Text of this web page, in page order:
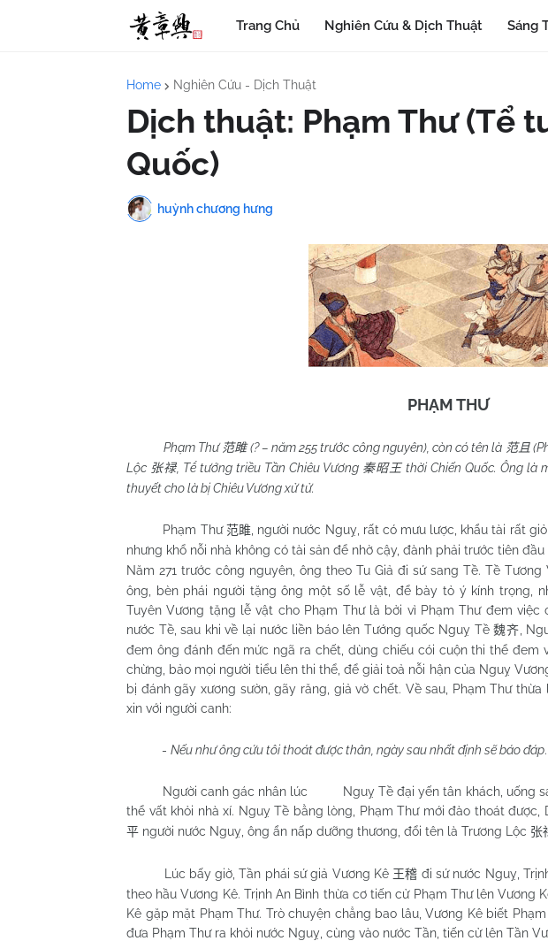
Trang Chủ Nghiên Cứu & Dịch Thuật Sáng
Home Nghiên Cứu - Dịch Thuật
Dịch thuật: Phạm Thư (Tể
Quốc)
huỳnh chương hưng
PHẠM THƯ
Phạm Thư范雎(? – năm 255 trước công nguyên), còn có tên là 范且
Lộc 张禄 , Tể tướng triều Tần Chiêu Vương 秦昭王thời Chiến Quốc. Ông là
thuyết cho là bị Chiêu Vương xử tử.
Phạm Thư 范雎 , người nước Nguỵ, rất có mưu lược, khẩu tài rất
nhưng khổ nỗi nhà không có tài sản để nhờ cậy, đành phải trước tiên
Năm 271 trước công nguyên, ông theo Tu Giả đi sứ sang Tề. Tề Tương
ông, bèn phái người tặng ông một số lễ vật, để bày tỏ ý kính trọng,
Tuyên Vương tặng lễ vật cho Phạm Thư là bởi vì Phạm Thư đem
nước Tề, sau khi về lại nước liền báo lên Tướng quốc Nguỵ Tề魏齐 ,
đem ông đánh đến mức ngã ra chết, dùng chiếu cói cuộn thi thể đem
chừng, bảo mọi người tiểu lên thi thể, để giải toả nỗi hận của Nguỵ
bị đánh gãy xương sườn, gãy răng, giả vờ chết. Về sau, Phạm Thư
xin với người canh:
- Nếu như ông cứu tôi thoát được thân, ngày sau nhất định sẽ báo đáp.
Người canh gác nhân lúc
Nguỵ Tề đại yến tân khách, uống
thể vất khỏi nhà xí. Nguỵ Tề bằng lòng, Phạm Thư mới đào thoát được,
平 người nước Nguỵ, ông ẩn nấp dưỡng thương, đổi tên là Trương Lộc 张
Lúc bấy giờ, Tần phái sứ giả Vương Kê 王稽 đi sứ nước Nguỵ,
theo hầu Vương Kê. Trịnh An Bình thừa cơ tiến cử Phạm Thư lên Vương
Kê gặp mặt Phạm Thư. Trò chuyện chẳng bao lâu, Vương Kê biết
đưa Phạm Thư ra khỏi nước Nguỵ, cùng vào nước Tần, tiến cử lên Tần